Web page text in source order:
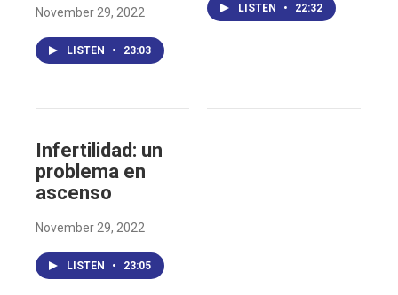
November 29, 2022
LISTEN • 23:03
LISTEN • 22:32
Infertilidad: un
problema en
ascenso
November 29, 2022
LISTEN • 23:05